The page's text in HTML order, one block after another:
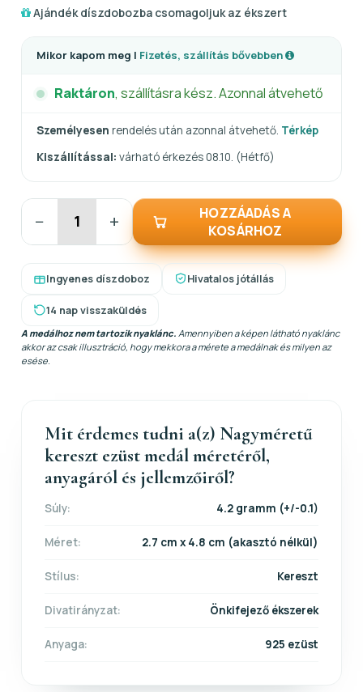
Ajándék díszdobozba csomagoljuk az ékszert
Mikor kapom meg | Fizetés, szállítás bővebben
Raktáron, szállításra kész. Azonnal átvehető
Személyesen rendelés után azonnal átvehető. Térkép
Kiszállítással: várható érkezés 08.10. (Hétfő)
− +
HOZZÁADÁS A
KOSÁRHOZ
Ingyenes díszdoboz Hivatalos jótállás
14 nap visszaküldés
A medálhoz nem tartozik nyaklánc. Amennyiben a képen látható nyaklánc
akkor az csak illusztráció, hogy mekkora a mérete a medálnak és milyen az
esése.
Mit érdemes tudni a(z) Nagyméretű
kereszt ezüst medál méretéről,
anyagáról és jellemzőiről?
Súly: 4.2 gramm (+/-0.1)
Méret: 2.7 cm x 4.8 cm (akasztó nélkül)
Stílus: Kereszt
Divatirányzat: Önkifejező ékszerek
Anyaga: 925 ezüst